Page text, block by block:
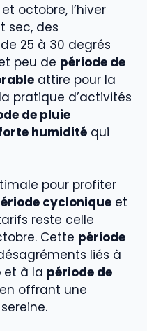
octobre, l’hiver
sec, des
25 à 30 degrés
peu de période de
attire pour la
pratique d’activités
de pluie
humidité qui
pour profiter
cyclonique et
reste celle
Cette période
liés à
et à la période de
offrant une